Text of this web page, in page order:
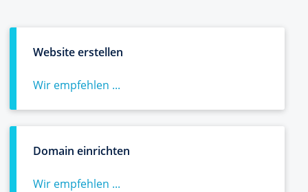
Website erstellen
Wir empfehlen ...
Domain einrichten
Wir empfehlen ...